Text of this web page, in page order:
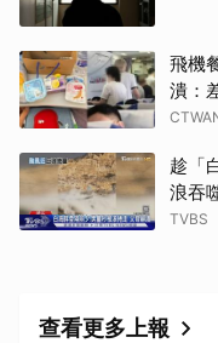
飛機
潰：
趁「
浪吞
TVBS
查看更多上報